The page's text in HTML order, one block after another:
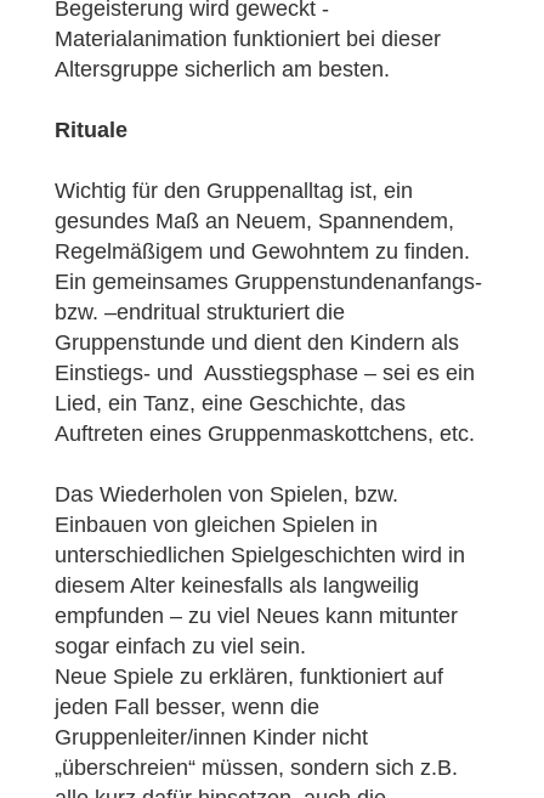
Begeisterung wird geweckt -
Materialanimation funktioniert bei dieser
Altersgruppe sicherlich am besten.
Rituale
Wichtig für den Gruppenalltag ist, ein
gesundes Maß an Neuem, Spannendem,
Regelmäßigem und Gewohntem zu finden.
Ein gemeinsames Gruppenstundenanfangs-
bzw. –endritual strukturiert die
Gruppenstunde und dient den Kindern als
Einstiegs- und Ausstiegsphase – sei es ein
Lied, ein Tanz, eine Geschichte, das
Auftreten eines Gruppenmaskottchens, etc.
Das Wiederholen von Spielen, bzw.
Einbauen von gleichen Spielen in
unterschiedlichen Spielgeschichten wird in
diesem Alter keinesfalls als langweilig
empfunden – zu viel Neues kann mitunter
sogar einfach zu viel sein.
Neue Spiele zu erklären, funktioniert auf
jeden Fall besser, wenn die
Gruppenleiter/innen Kinder nicht
„überschreien“ müssen, sondern sich z.B.